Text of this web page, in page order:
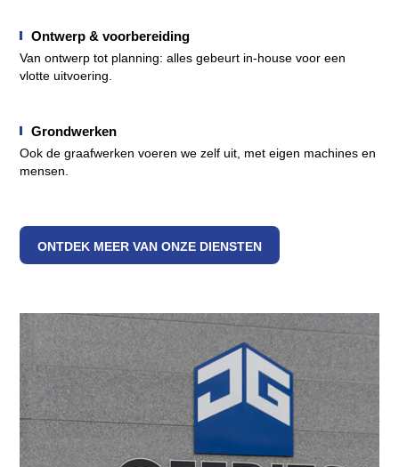
Ontwerp & voorbereiding
Van ontwerp tot planning: alles gebeurt in-house voor een
vlotte uitvoering.
Grondwerken
Ook de graafwerken voeren we zelf uit, met eigen machines en
mensen.
ONTDEK MEER VAN ONZE DIENSTEN